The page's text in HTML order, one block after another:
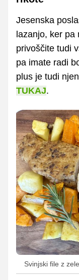
Jesenska
lazanjo, ker pa
privoščite tudi
pa imate radi
plus je tudi
TUKAJ.
Svinjski file z